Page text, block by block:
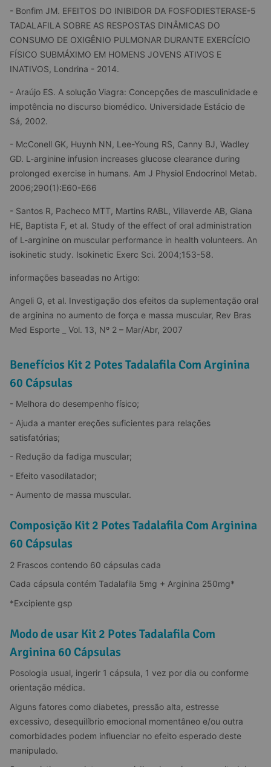
- Bonfim JM. EFEITOS DO INIBIDOR DA FOSFODIESTERASE-5
TADALAFILA SOBRE AS RESPOSTAS DINÂMICAS DO
CONSUMO DE OXIGÊNIO PULMONAR DURANTE EXERCÍCIO
FÍSICO SUBMÁXIMO EM HOMENS JOVENS ATIVOS E
INATIVOS, Londrina - 2014.
- Araújo ES. A solução Viagra: Concepções de masculinidade e
impotência no discurso biomédico. Universidade Estácio de
Sá, 2002.
- McConell GK, Huynh NN, Lee-Young RS, Canny BJ, Wadley
GD. L-arginine infusion increases glucose clearance during
prolonged exercise in humans. Am J Physiol Endocrinol Metab.
2006;290(1):E60-E66
- Santos R, Pacheco MTT, Martins RABL, Villaverde AB, Giana
HE, Baptista F, et al. Study of the effect of oral administration
of L-arginine on muscular performance in health volunteers. An
isokinetic study. Isokinetic Exerc Sci. 2004;153-58.
informações baseadas no Artigo:
Angeli G, et al. Investigação dos efeitos da suplementação oral
de arginina no aumento de força e massa muscular, Rev Bras
Med Esporte _ Vol. 13, Nº 2 – Mar/Abr, 2007
Benefícios Kit 2 Potes Tadalafila Com Arginina
60 Cápsulas
- Melhora do desempenho físico;
- Ajuda a manter ereções suficientes para relações
satisfatórias;
- Redução da fadiga muscular;
- Efeito vasodilatador;
- Aumento de massa muscular.
Composição Kit 2 Potes Tadalafila Com Arginina
60 Cápsulas
2 Frascos contendo 60 cápsulas cada
Cada cápsula contém Tadalafila 5mg + Arginina 250mg*
*Excipiente gsp
Modo de usar Kit 2 Potes Tadalafila Com
Arginina 60 Cápsulas
Posologia usual, ingerir 1 cápsula, 1 vez por dia ou conforme
orientação médica.
Alguns fatores como diabetes, pressão alta, estresse
excessivo, desequilíbrio emocional momentâneo e/ou outra
comorbidades podem influenciar no efeito esperado deste
manipulado.